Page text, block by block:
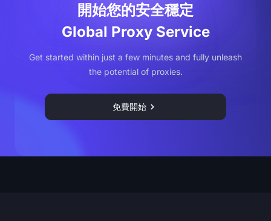
開始您的安全穩定
Global Proxy Service
Get started within just a few minutes and fully unleash
the potential of proxies.
免費開始